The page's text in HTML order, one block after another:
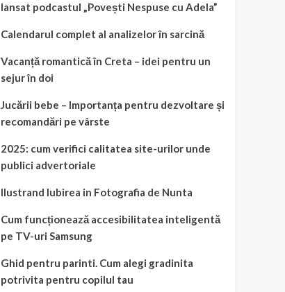
lansat podcastul „Povești Nespuse cu Adela”
Calendarul complet al analizelor în sarcină
Vacanță romantică în Creta – idei pentru un
sejur în doi
Jucării bebe – Importanța pentru dezvoltare și
recomandări pe vârste
2025: cum verifici calitatea site-urilor unde
publici advertoriale
Ilustrand Iubirea in Fotografia de Nunta
Cum funcționează accesibilitatea inteligentă
pe TV-uri Samsung
Ghid pentru parinti. Cum alegi gradinita
potrivita pentru copilul tau